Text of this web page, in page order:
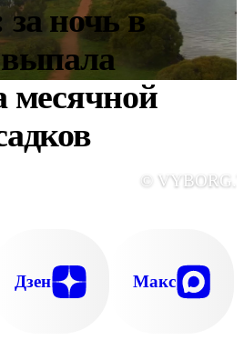
ночь в
месячной
©
Дзен Макс